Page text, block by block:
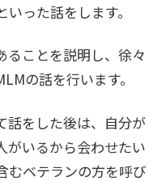
った話をします。
ることを説明し、徐々
の話を行います。
話をした後は、自分が
がいるから会わせたい
むベテランの方を呼び